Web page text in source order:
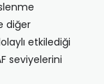
diğer
etkilediği
seviyelerini